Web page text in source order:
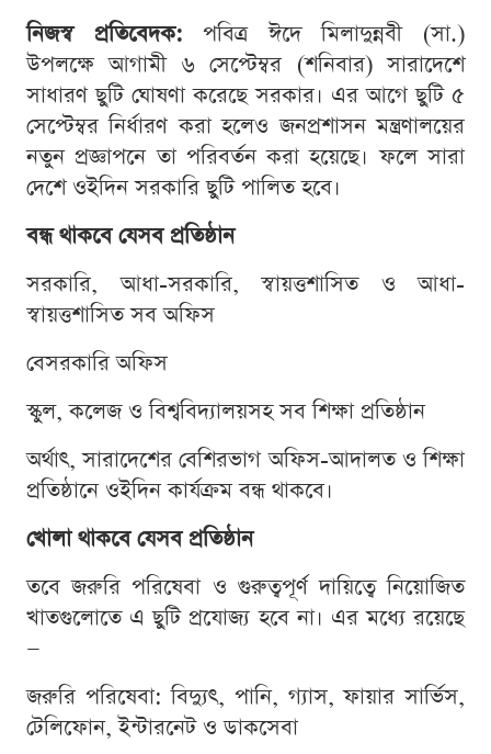
নিজস্ব প্রতিবেদক: পবিত্র ঈদে মিলাদুন্নবী (সা.)
উপলক্ষে আগামী ৬ সেপ্টেম্বর (শনিবার) সারাদেশে
সাধারণ ছুটি ঘোষণা করেছে সরকার। এর আগে ছুটি ৫
সেপ্টেম্বর নির্ধারণ করা হলেও জনপ্রশাসন মন্ত্রণালয়ের
নতুন প্রজ্ঞাপনে তা পরিবর্তন করা হয়েছে। ফলে সারা
দেশে ওইদিন সরকারি ছুটি পালিত হবে।
বন্ধ থাকবে যেসব প্রতিষ্ঠান
সরকারি, আধা-সরকারি, স্বায়ত্তশাসিত ও আধা-
স্বায়ত্তশাসিত সব অফিস
বেসরকারি অফিস
স্কুল, কলেজ ও বিশ্ববিদ্যালয়সহ সব শিক্ষা প্রতিষ্ঠান
অর্থাৎ, সারাদেশের বেশিরভাগ অফিস-আদালত ও শিক্ষা
প্রতিষ্ঠানে ওইদিন কার্যক্রম বন্ধ থাকবে।
খোলা থাকবে যেসব প্রতিষ্ঠান
তবে জরুরি পরিষেবা ও গুরুত্বপূর্ণ দায়িত্বে নিয়োজিত
খাতগুলোতে এ ছুটি প্রযোজ্য হবে না। এর মধ্যে রয়েছে
—
জরুরি পরিষেবা: বিদ্যুৎ, পানি, গ্যাস, ফায়ার সার্ভিস,
টেলিফোন, ইন্টারনেট ও ডাকসেবা